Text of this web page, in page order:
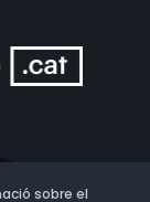
sobre el